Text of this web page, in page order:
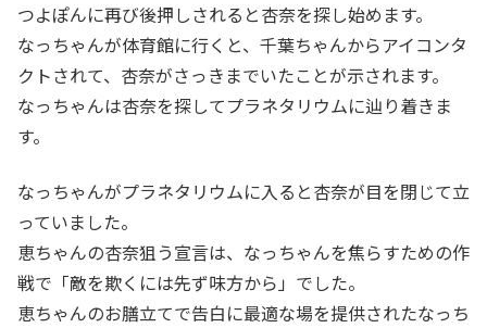
つよぽんに再び後押しされると杏奈を探し始めます。
なっちゃんが体育館に行くと、千葉ちゃんからアイコンタ
クトされて、杏奈がさっきまでいたことが示されます。
なっちゃんは杏奈を探してプラネタリウムに辿り着きま
す。
なっちゃんがプラネタリウムに入ると杏奈が目を閉じて立
っていました。
恵ちゃんの杏奈狙う宣言は、なっちゃんを焦らすための作
戦で「敵を欺くには先ず味方から」でした。
恵ちゃんのお膳立てで告白に最適な場を提供されたなっち